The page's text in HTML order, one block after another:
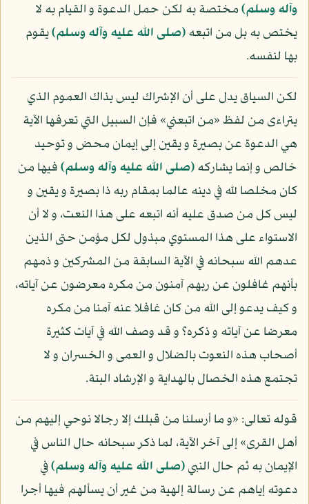
وآله وسلم)مختصة به لكن حمل الدعوة و القيام به لا
يختص به بل من اتبعه(صلى الله عليه وآله وسلم)يقوم
بها لنفسه.
لكن السياق يدل على أن الإشراك ليس بذاك العموم الذي
يتراءى من لفظ «من اتبعني» فإن السبيل التي تعرفها الآية
هي الدعوة عن بصيرة و يقين إلى إيمان محض و توحيد
خالص و إنما يشاركه(صلى الله عليه وآله وسلم)فيها من
كان مخلصا لله في دينه عالما بمقام ربه ذا بصيرة و يقين و
ليس كل من صدق عليه أنه اتبعه على هذا النعت، و لا أن
الاستواء على هذا المستوي مبذول لكل مؤمن حتى الذين
عدهم الله سبحانه في الآية السابقة من المشركين و ذمهم
بأنهم غافلون عن ربهم آمنون من مكره معرضون عن آياته،
و كيف يدعو إلى الله من كان غافلا عنه آمنا من مكره
معرضا عن آياته و ذكره؟ و قد وصف الله في آيات كثيرة
أصحاب هذه النعوت بالضلال و العمى و الخسران و لا
تجتمع هذه الخصال بالهداية و الإرشاد البتة.
قوله تعالى: «و ما أرسلنا من قبلك إلا رجالا نوحي إليهم من
أهل القرى» إلى آخر الآية، لما ذكر سبحانه حال الناس في
الإيمان به ثم حال النبي(صلى الله عليه وآله وسلم)في
دعوته إياهم عن رسالة إلهية من غير أن يسألهم فيها أجرا